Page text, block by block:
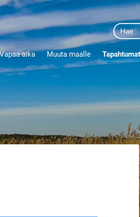
aika Muuta maalle Tapahtumat